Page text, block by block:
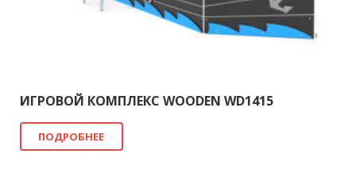
ИГРОВОЙ КОМПЛЕКС WOODEN WD1415
ПОДРОБНЕЕ